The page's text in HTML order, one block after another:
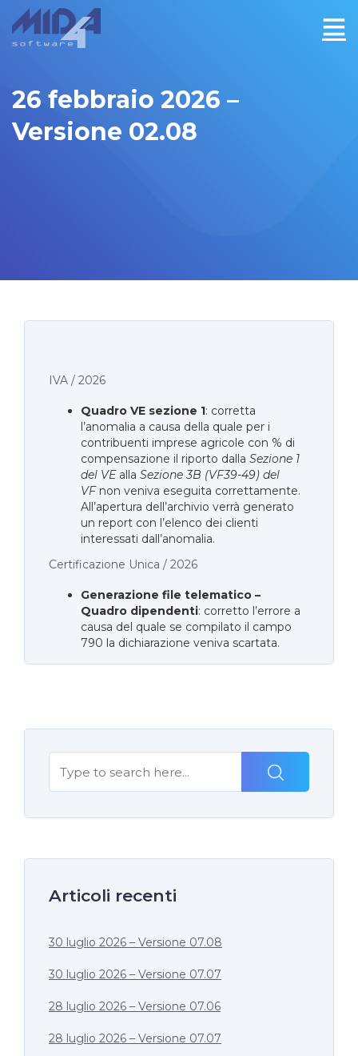
26 febbraio 2026 –
Versione 02.08
IVA / 2026
Quadro VE sezione 1: corretta
l’anomalia a causa della quale per i
contribuenti imprese agricole con % di
compensazione il riporto dalla Sezione 1
del VEalla Sezione 3B (VF39-49) del
VFnon veniva eseguita correttamente.
All’apertura dell’archivio verrà generato
un report con l’elenco dei clienti
interessati dall’anomalia.
Certificazione Unica / 2026
Generazione file telematico –
Quadro dipendenti: corretto l’errore a
causa del quale se compilato il campo
790 la dichiarazione veniva scartata.
Articoli recenti
30 luglio 2026 – Versione 07.08
30 luglio 2026 – Versione 07.07
28 luglio 2026 – Versione 07.06
28 luglio 2026 – Versione 07.07